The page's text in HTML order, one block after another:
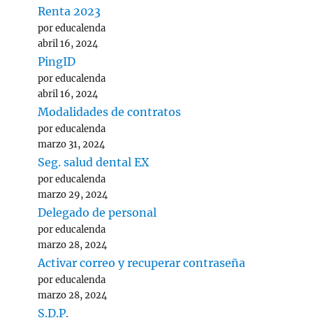
Renta 2023
por educalenda
abril 16, 2024
PingID
por educalenda
abril 16, 2024
Modalidades de contratos
por educalenda
marzo 31, 2024
Seg. salud dental EX
por educalenda
marzo 29, 2024
Delegado de personal
por educalenda
marzo 28, 2024
Activar correo y recuperar contraseña
por educalenda
marzo 28, 2024
S.D.P.